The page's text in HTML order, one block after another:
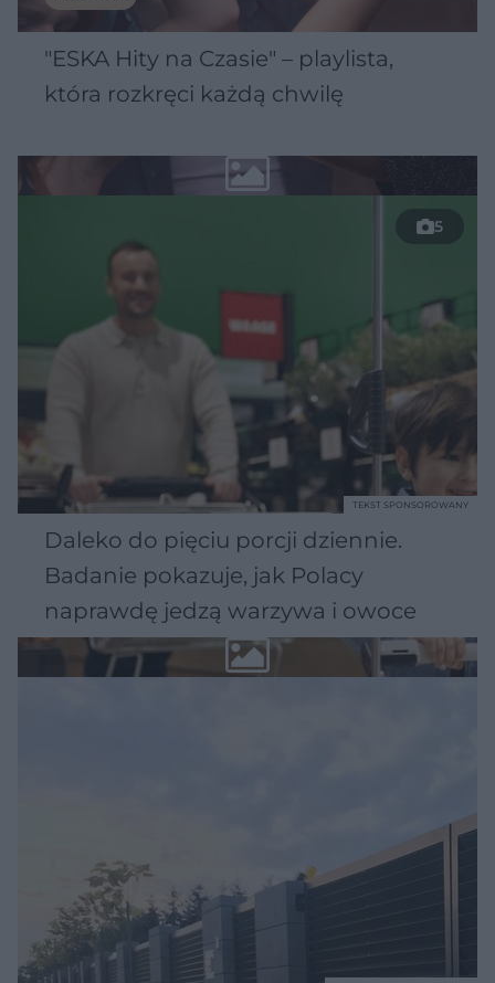
"ESKA Hity na Czasie" – playlista,
która rozkręci każdą chwilę
5
Daleko do pięciu porcji dziennie.
Badanie pokazuje, jak Polacy
naprawdę jedzą warzywa i owoce
TEKST SPONSOROWANY